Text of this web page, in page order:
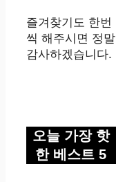
즐겨찾기도 한번
씩 해주시면 정말
감사하겠습니다.
오늘 가장 핫
한 베스트 5